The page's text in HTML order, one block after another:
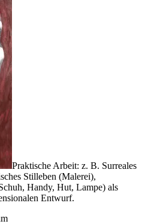
Praktische Arbeit: z. B. Surreales
Stilleben (Malerei),
Handy, Hut, Lampe) als
Entwurf.